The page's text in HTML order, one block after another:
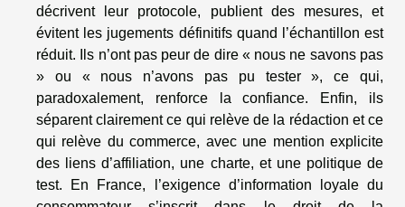
décrivent leur protocole, publient des mesures, et
évitent les jugements définitifs quand l’échantillon est
réduit. Ils n’ont pas peur de dire « nous ne savons pas
» ou « nous n’avons pas pu tester », ce qui,
paradoxalement, renforce la confiance. Enfin, ils
séparent clairement ce qui relève de la rédaction et ce
qui relève du commerce, avec une mention explicite
des liens d’affiliation, une charte, et une politique de
test. En France, l’exigence d’information loyale du